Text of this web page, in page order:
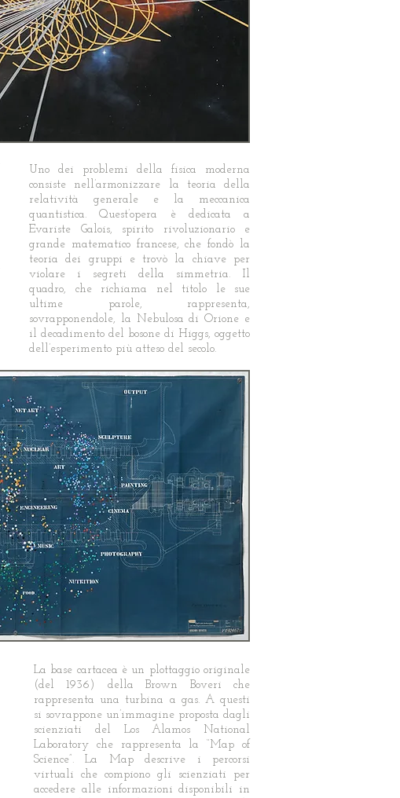
Uno dei problemi della fisica moderna
consiste nell’armonizzare la teoria della
relatività generale e la meccanica
quantistica. Quest’opera è dedicata a
Evariste Galois, spirito rivoluzionario e
grande matematico francese, che fondò la
teoria dei gruppi e trovò la chiave per
violare i segreti della simmetria. Il
quadro, che richiama nel titolo le sue
ultime parole, rappresenta,
sovrapponendole, la Nebulosa di Orione e
il decadimento del bosone di Higgs, oggetto
dell’esperimento più atteso del secolo.
La base cartacea è un plottaggio originale
(del 1936) della Brown Boveri che
rappresenta una turbina a gas. A questi
si sovrappone un’immagine proposta dagli
scienziati del Los Alamos National
Laboratory che rappresenta la “Map of
Science”. La Map descrive i percorsi
virtuali che compiono gli scienziati per
accedere alle informazioni disponibili in